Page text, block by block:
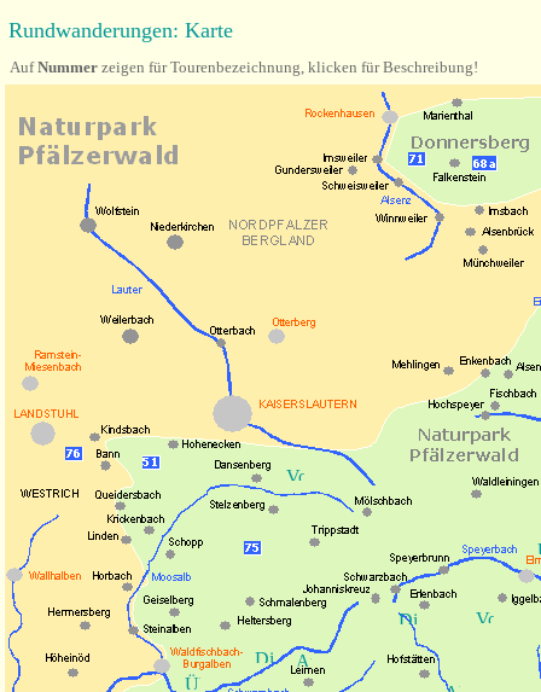
Rundwanderungen: Karte
AufNummer zeigen für Tourenbezeichnung, klicken für Beschreibung!